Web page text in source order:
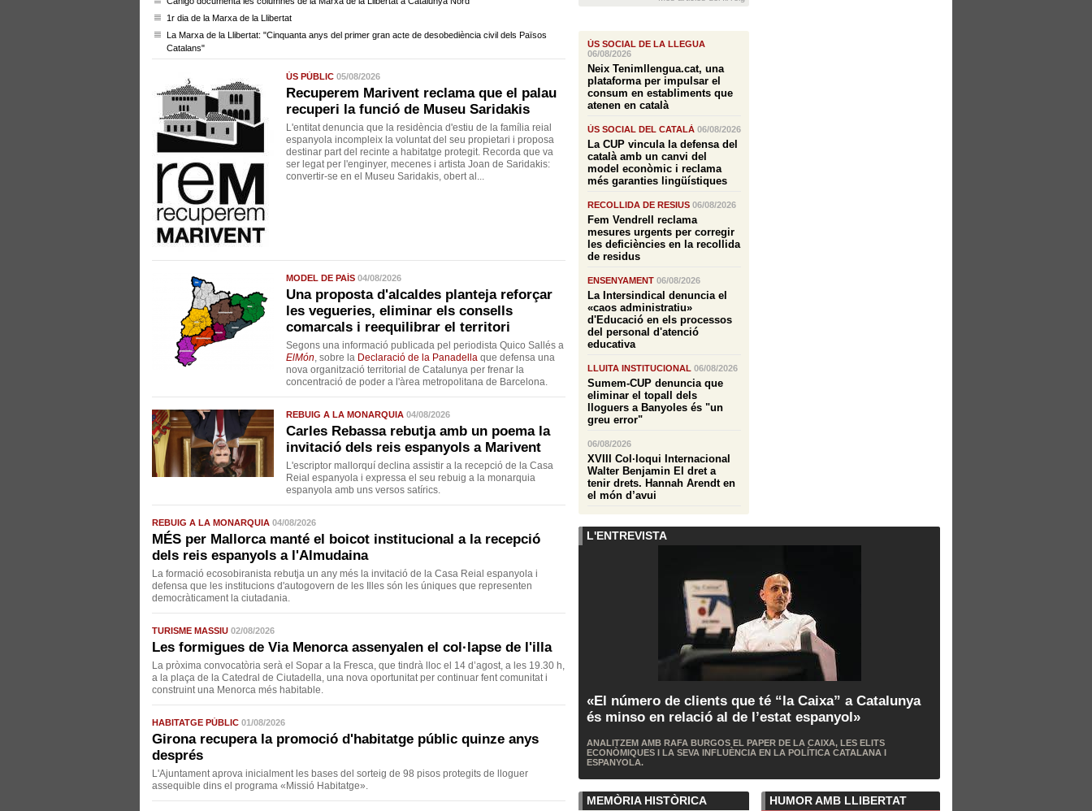
1r dia de la Marxa de la Llibertat
La Marxa de la Llibertat: "Cinquanta anys del primer gran acte de desobediència civil dels Països
Catalans"
ÚS PÚBLIC 05/08/2026
Recuperem Marivent reclama que el palau
recuperi la funció de Museu Saridakis
L'entitat denuncia que la residència d'estiu de la família reial
espanyola incompleix la voluntat del seu propietari i proposa
destinar part del recinte a habitatge protegit. Recorda que va
ser legat per l'enginyer, mecenes i artista Joan de Saridakis:
convertir-se en el Museu Saridakis, obert al...
MODEL DE PAÍS 04/08/2026
Una proposta d'alcaldes planteja reforçar
les vegueries, eliminar els consells
comarcals i reequilibrar el territori
Segons una informació publicada pel periodista Quico Sallés a
ElMón, sobre la Declaració de la Panadella que defensa una
nova organització territorial de Catalunya per frenar la
concentració de poder a l'àrea metropolitana de Barcelona.
REBUIG A LA MONARQUIA 04/08/2026
Carles Rebassa rebutja amb un poema la
invitació dels reis espanyols a Marivent
L'escriptor mallorquí declina assistir a la recepció de la Casa
Reial espanyola i expressa el seu rebuig a la monarquia
espanyola amb uns versos satírics.
REBUIG A LA MONARQUIA 04/08/2026
MÉS per Mallorca manté el boicot institucional a la recepció
dels reis espanyols a l'Almudaina
La formació ecosobiranista rebutja un any més la invitació de la Casa Reial espanyola i
defensa que les institucions d'autogovern de les Illes són les úniques que representen
democràticament la ciutadania.
TURISME MASSIU 02/08/2026
Les formigues de Via Menorca assenyalen el col·lapse de l'illa
La pròxima convocatòria serà el Sopar a la Fresca, que tindrà lloc el 14 d’agost, a les 19.30 h,
a la plaça de la Catedral de Ciutadella, una nova oportunitat per continuar fent comunitat i
construint una Menorca més habitable.
HABITATGE PÚBLIC 01/08/2026
Girona recupera la promoció d'habitatge públic quinze anys
després
L'Ajuntament aprova inicialment les bases del sorteig de 98 pisos protegits de lloguer
assequible dins el programa «Missió Habitatge».
ÚS SOCIAL DE LA LLEGUA
06/08/2026
Neix Tenimllengua.cat, una
plataforma per impulsar el
consum en establiments que
atenen en català
ÚS SOCIAL DEL CATALÀ 06/08/2026
La CUP vincula la defensa del
català amb un canvi del
model econòmic i reclama
més garanties lingüístiques
RECOLLIDA DE RESIUS 06/08/2026
Fem Vendrell reclama
mesures urgents per corregir
les deficiències en la recollida
de residus
ENSENYAMENT 06/08/2026
La Intersindical denuncia el
«caos administratiu»
d'Educació en els processos
del personal d'atenció
educativa
LLUITA INSTITUCIONAL 06/08/2026
Sumem-CUP denuncia que
eliminar el topall dels
lloguers a Banyoles és "un
greu error"
06/08/2026
XVIII Col·loqui Internacional
Walter Benjamin El dret a
tenir drets. Hannah Arendt en
el món d’avui
L'ENTREVISTA
«El número de clients que té “la Caixa” a Catalunya
és minso en relació al de l’estat espanyol»
ANALITZEM AMB RAFA BURGOS EL PAPER DE LA CAIXA, LES ELITS
ECONÒMIQUES I LA SEVA INFLUÈNCIA EN LA POLÍTICA CATALANA I
ESPANYOLA.
MEMÒRIA HISTÒRICA HUMOR AMB LLIBERTAT